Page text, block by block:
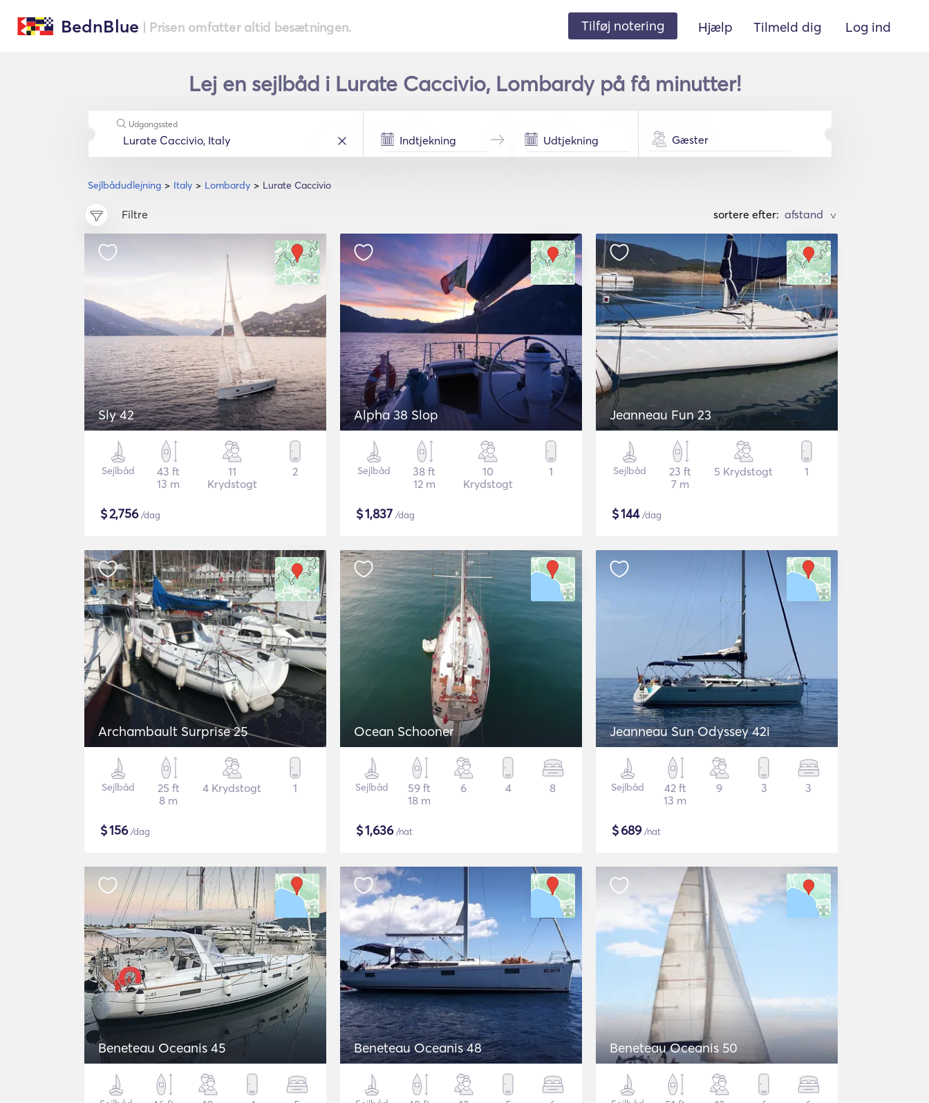
BednBlue | Prisen omfatter altid besætningen. Tilføj notering Hjælp Tilmeld dig Log ind
Lej en sejlbåd i Lurate Caccivio, Lombardy på få minutter!
Sejlbådudlejning Italy Lombardy Lurate Caccivio
Udgangssted
Gæster
Filtre sortere efter: >
Sly 42
Sejlbåd
43 ft
13 m
11
Krydstogt
2
$2,756/dag
Alpha 38 Slop
Sejlbåd
38 ft
12 m
10
Krydstogt
1
$1,837 /dag
Jeanneau Fun 23
Sejlbåd
23 ft
7 m
5 Krydstogt 1
$144/dag
Archambault Surprise 25
Sejlbåd
25 ft
8 m
4 Krydstogt 1
$156/dag
Ocean Schooner
Sejlbåd
59 ft
18 m
6 4 8
$1,636/nat
Jeanneau Sun Odyssey 42i
Sejlbåd
42 ft
13 m
9 3 3
$689/nat
Beneteau Oceanis 45 Beneteau Oceanis 48 Beneteau Oceanis 50